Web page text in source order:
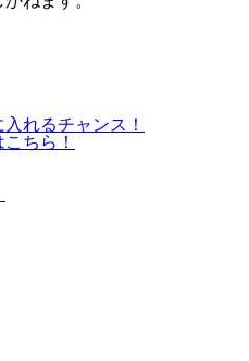
れるチャンス！
ちら！